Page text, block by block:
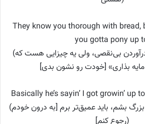
They know you thorough with bread,
you gotta pony up
(همه می‌دونن تو پول درآوردن بی‌نقصی، ولی یه چیزایی هست که
Basically he’s sayin’ I got growin’ up
(در اصل داره می‌گه باید بزرگ بشم، باید عمیق‌تر برم [به درون خودم
رجوع کنم])